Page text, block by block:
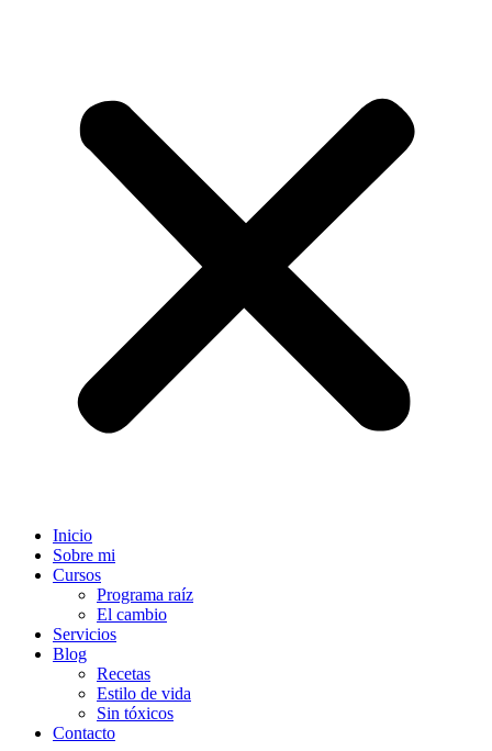
Inicio
Sobre mi
Cursos
Programa raíz
El cambio
Servicios
Blog
Recetas
Estilo de vida
Sin tóxicos
Contacto